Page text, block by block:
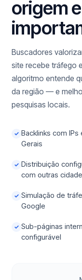
origem
Buscadores
site recebe tráfego
algoritmo entende
da região — e
pesquisas locais.
✓ Backlinks com
Gerais
✓ Distribuição
com outras
✓ Simulação de
Google
✓ Sub-páginas
configurável